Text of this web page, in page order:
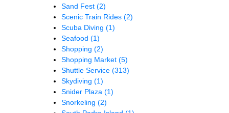
Sand Fest (2)
Scenic Train Rides (2)
Scuba Diving (1)
Seafood (1)
Shopping (2)
Shopping Market (5)
Shuttle Service (313)
Skydiving (1)
Snider Plaza (1)
Snorkeling (2)